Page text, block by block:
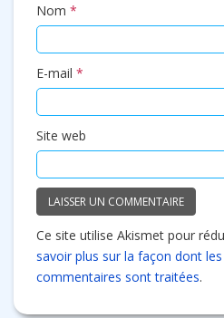
Nom *
E-mail *
Site web
Ce site utilise Akismet pour
savoir plus sur la façon dont
commentaires sont traitées.